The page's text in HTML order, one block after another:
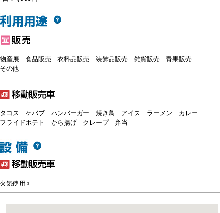
物産展 食品販売 衣料品販売 装飾品販売 雑貨販売
青果販売
その他
タコス ケバブ ハンバーガー 焼き鳥 アイス ラーメン
カレー
フライドポテト
から揚げ クレープ 弁当
火気使用可